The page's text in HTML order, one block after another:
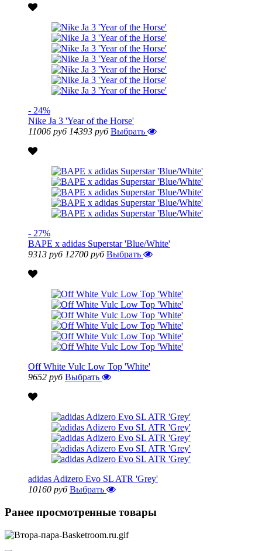
- 24%
Nike Ja 3 'Year of the Horse'
11006 руб 14393 руб Выбрать
- 27%
BAPE x adidas Superstar 'Blue/White'
9313 руб 12700 руб Выбрать
Off White Vulc Low Top 'White'
9652 руб Выбрать
adidas Adizero Evo SL ATR 'Grey'
10160 руб Выбрать
Ранее просмотренные товары